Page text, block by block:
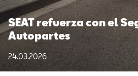
SEAT refuerza con el
Autopartes
24.03.2026